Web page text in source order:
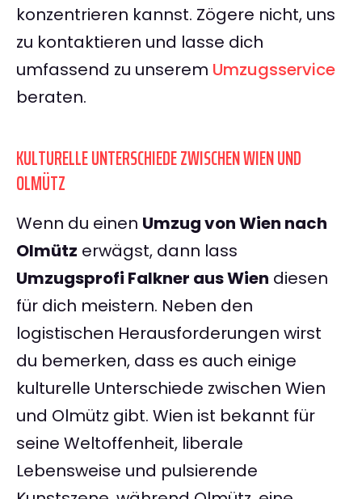
konzentrieren kannst. Zögere nicht, uns
zu kontaktieren und lasse dich
umfassend zu unserem Umzugsservice
beraten.
KULTURELLE UNTERSCHIEDE ZWISCHEN WIEN UND
OLMÜTZ
Wenn du einen Umzug von Wien nach
Olmütz erwägst, dann lass
Umzugsprofi Falkner aus Wien diesen
für dich meistern. Neben den
logistischen Herausforderungen wirst
du bemerken, dass es auch einige
kulturelle Unterschiede zwischen Wien
und Olmütz gibt. Wien ist bekannt für
seine Weltoffenheit, liberale
Lebensweise und pulsierende